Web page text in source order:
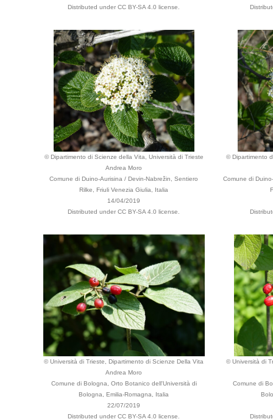
Distributed under CC BY-SA 4.0 license.
© Dipartimento di Scienze della Vita, Università di Trieste
Andrea Moro
Comune di Duino-Aurisina / Devin-Nabrežin, Sentiero
Rilke, Friuli Venezia Giulia, Italia
14/04/2019
Distributed under CC BY-SA 4.0 license.
© Dipartimento
Comune di
© Università di Trieste, Dipartimento di Scienze Della Vita
Andrea Moro
Comune di Bologna, Orto Botanico dell'Università di
Bologna, Emilia-Romagna, Italia
22/07/2019
Distributed under CC BY-SA 4.0 license.
© Università di
Comune di